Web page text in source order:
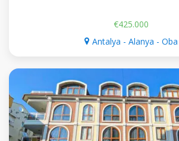
€425.000
Antalya - Alanya - Oba